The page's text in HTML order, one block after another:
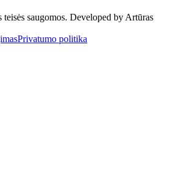
saugomos. Developed by Artūras
Privatumo politika